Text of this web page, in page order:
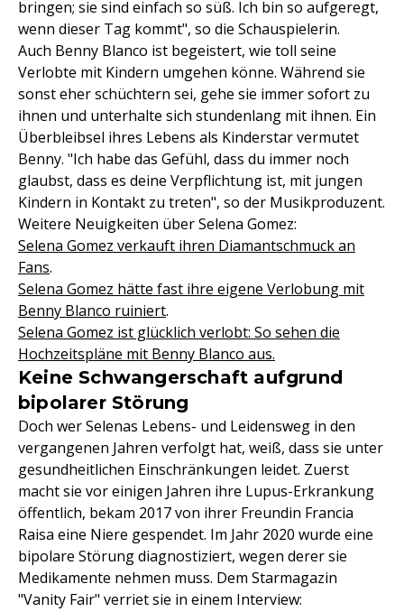
bringen; sie sind einfach so süß. Ich bin so aufgeregt,
wenn dieser Tag kommt", so die Schauspielerin.
Auch Benny Blanco ist begeistert, wie toll seine
Verlobte mit Kindern umgehen könne. Während sie
sonst eher schüchtern sei, gehe sie immer sofort zu
ihnen und unterhalte sich stundenlang mit ihnen. Ein
Überbleibsel ihres Lebens als Kinderstar vermutet
Benny. "Ich habe das Gefühl, dass du immer noch
glaubst, dass es deine Verpflichtung ist, mit jungen
Kindern in Kontakt zu treten", so der Musikproduzent.
Weitere Neuigkeiten über Selena Gomez:
Selena Gomez verkauft ihren Diamantschmuck an
Fans.
Selena Gomez hätte fast ihre eigene Verlobung mit
Benny Blanco ruiniert.
Selena Gomez ist glücklich verlobt: So sehen die
Hochzeitspläne mit Benny Blanco aus.
Keine Schwangerschaft aufgrund
bipolarer Störung
Doch wer Selenas Lebens- und Leidensweg in den
vergangenen Jahren verfolgt hat, weiß, dass sie unter
gesundheitlichen Einschränkungen leidet. Zuerst
macht sie vor einigen Jahren ihre Lupus-Erkrankung
öffentlich, bekam 2017 von ihrer Freundin Francia
Raisa eine Niere gespendet. Im Jahr 2020 wurde eine
bipolare Störung diagnostiziert, wegen derer sie
Medikamente nehmen muss. Dem Starmagazin
"Vanity Fair" verriet sie in einem Interview: